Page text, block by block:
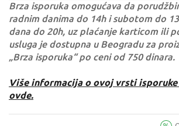
Brza isporuka omogućava da
radnim danima do 14h i subotom do
dana do 20h, uz plaćanje karticom ili
usluga je dostupna u Beogradu za
„Brza isporuka“ po ceni od 750 dinara.
Više informacija o ovoj vrsti
ovde.